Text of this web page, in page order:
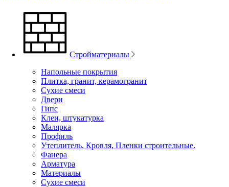
Стройматериалы
Напольные покрытия
Плитка, гранит, керамогранит
Сухие смеси
Двери
Гипс
Клеи, штукатурка
Малярка
Профиль
Утеплитель, Кровля, Пленки строительные.
Фанера
Арматура
Материалы
Сухие смеси